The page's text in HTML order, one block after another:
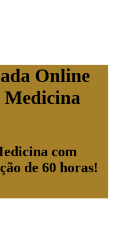
Online
Medicina
com
de 60 horas!